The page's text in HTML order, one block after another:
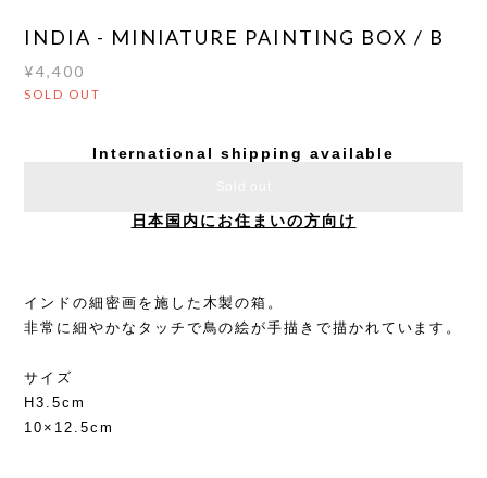
INDIA - MINIATURE PAINTING BOX / B
¥4,400
SOLD OUT
International shipping available
日本国内にお住まいの方向け
インドの細密画を施した木製の箱。
非常に細やかなタッチで鳥の絵が手描きで描かれています。
サイズ
H3.5cm
10×12.5cm